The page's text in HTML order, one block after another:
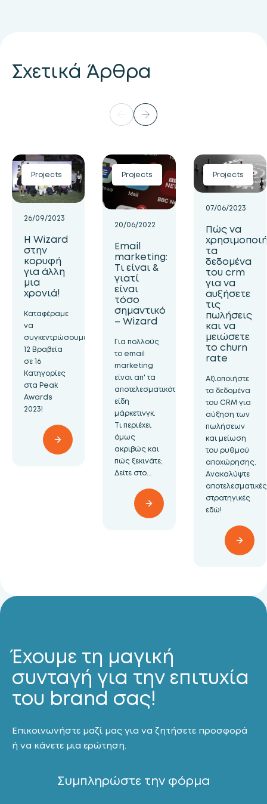
Σχετικά Άρθρα
Projects
26/09/2023
Η Wizard
στην
κορυφή
για άλλη
μια
χρονιά!
Καταφέραμε
να
συγκεντρώσουμε
12 Bραβεία
σε 16
Κατηγορίες
στα Peak
Awards
2023!
Projects
20/06/2022
Email
marketing:
Τι είναι &
γιατί
είναι
τόσο
σημαντικό
– Wizard
Για πολλούς
το email
marketing
είναι απ' τα
αποτελεσματικότερα
είδη
μάρκετινγκ.
Τι περιέχει
όμως
ακριβώς και
πώς ξεκινάτε;
Δείτε στο...
Projects
07/06/2023
Πώς να
τα
δεδομένα
του crm
για να
αυξήσετε
τις
πωλήσεις
και να
μειώσετε
το churn
rate
Αξιοποιήστε
τα δεδομένα
του CRM για
αύξηση των
πωλήσεων
και μείωση
του ρυθμού
αποχώρησης.
Ανακαλύψτε
αποτελεσματικές
στρατηγικές
εδώ!
Έχουμε τη μαγική
συνταγή για την επιτυχία
του brand σας!
Επικοινωνήστε μαζί μας για να ζητήσετε προσφορά
ή να κάνετε μια ερώτηση.
Συμπληρώστε την φόρμα